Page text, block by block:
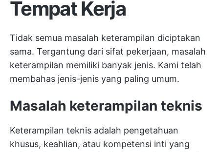
Tempat Kerja
Tidak semua masalah keterampilan diciptakan
sama. Tergantung dari sifat pekerjaan, masalah
keterampilan memiliki banyak jenis. Kami telah
membahas jenis-jenis yang paling umum.
Masalah keterampilan teknis
Keterampilan teknis adalah pengetahuan
khusus, keahlian, atau kompetensi inti yang